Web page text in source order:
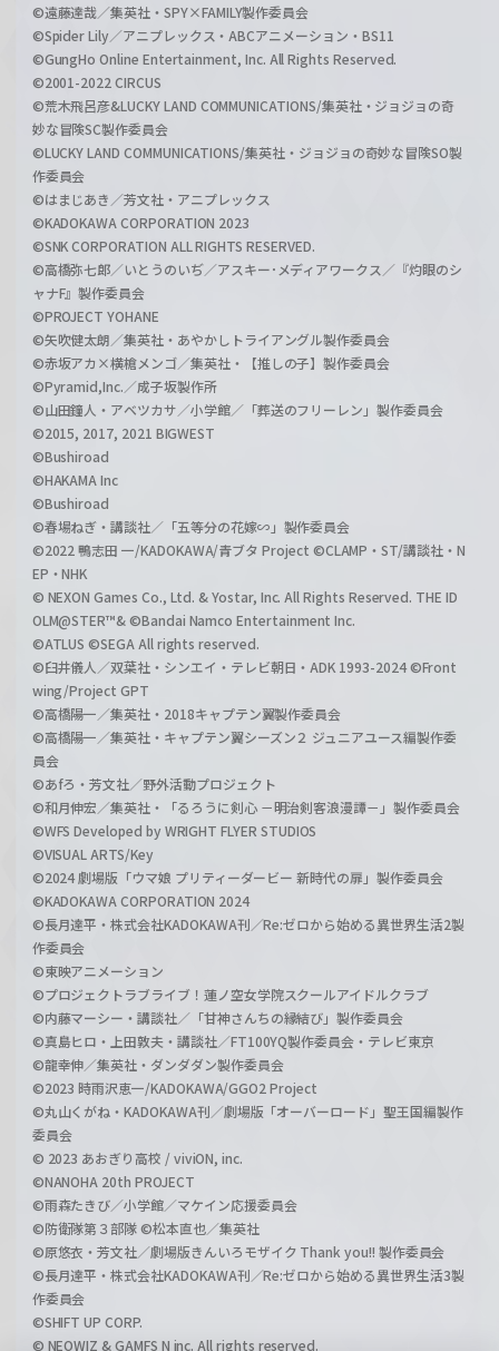
©遠藤達哉／集英社・SPY×FAMILY製作委員会
©Spider Lily／アニプレックス・ABCアニメーション・BS11
©GungHo Online Entertainment, Inc. All Rights Reserved.
©2001-2022 CIRCUS
©荒木飛呂彦&LUCKY LAND COMMUNICATIONS/集英社・ジョジョの奇
妙な冒険SC製作委員会
©LUCKY LAND COMMUNICATIONS/集英社・ジョジョの奇妙な冒険SO製
作委員会
©はまじあき／芳文社・アニプレックス
©KADOKAWA CORPORATION 2023
©SNK CORPORATION ALL RIGHTS RESERVED.
©高橋弥七郎／いとうのいぢ／アスキー･メディアワークス／『灼眼のシ
ャナF』製作委員会
©PROJECT YOHANE
©矢吹健太朗／集英社・あやかしトライアングル製作委員会
©赤坂アカ×横槍メンゴ／集英社・【推しの子】製作委員会
©Pyramid,Inc.／成子坂製作所
©山田鐘人・アベツカサ／小学館／「葬送のフリーレン」製作委員会
©2015, 2017, 2021 BIGWEST
©Bushiroad
©HAKAMA Inc
©Bushiroad
©春場ねぎ・講談社／「五等分の花嫁∽」製作委員会
©2022 鴨志田 一/KADOKAWA/青ブタ Project ©CLAMP・ST/講談社・N
EP・NHK
© NEXON Games Co., Ltd. & Yostar, Inc. All Rights Reserved. THE ID
OLM@STER™& ©Bandai Namco Entertainment Inc.
©ATLUS ©SEGA All rights reserved.
©臼井儀人／双葉社・シンエイ・テレビ朝日・ADK 1993-2024 ©Front
wing/Project GPT
©高橋陽一／集英社・2018キャプテン翼製作委員会
©高橋陽一／集英社・キャプテン翼シーズン２ ジュニアユース編製作委
員会
©あfろ・芳文社／野外活動プロジェクト
©和月伸宏／集英社・「るろうに剣心 －明治剣客浪漫譚－」製作委員会
©WFS Developed by WRIGHT FLYER STUDIOS
©VISUAL ARTS/Key
©2024 劇場版「ウマ娘 プリティーダービー 新時代の扉」製作委員会
©KADOKAWA CORPORATION 2024
©長月達平・株式会社KADOKAWA刊／Re:ゼロから始める異世界生活2製
作委員会
©東映アニメーション
©プロジェクトラブライブ！蓮ノ空女学院スクールアイドルクラブ
©内藤マーシー・講談社／「甘神さんちの縁結び」製作委員会
©真島ヒロ・上田敦夫・講談社／FT100YQ製作委員会・テレビ東京
©龍幸伸／集英社・ダンダダン製作委員会
©2023 時雨沢恵一/KADOKAWA/GGO2 Project
©丸山くがね・KADOKAWA刊／劇場版「オーバーロード」聖王国編製作
委員会
© 2023 あおぎり高校 / viviON, inc.
©NANOHA 20th PROJECT
©雨森たきび／小学館／マケイン応援委員会
©防衛隊第３部隊 ©松本直也／集英社
©原悠衣・芳文社／劇場版きんいろモザイク Thank you!! 製作委員会
©長月達平・株式会社KADOKAWA刊／Re:ゼロから始める異世界生活3製
作委員会
©SHIFT UP CORP.
© NEOWIZ & GAMFS N inc. All rights reserved.